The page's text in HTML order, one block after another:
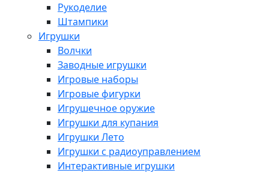
Рукоделие
Штампики
Игрушки
Волчки
Заводные игрушки
Игровые наборы
Игровые фигурки
Игрушечное оружие
Игрушки для купания
Игрушки Лето
Игрушки с радиоуправлением
Интерактивные игрушки